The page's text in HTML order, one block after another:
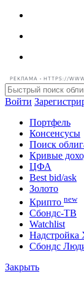
РЕКЛАМА • HTTPS://
Войти
Портфель
Консенсусы
Поиск
Кривые
ЦФА
Best bid/ask
Золото
Крипто new
Сбондс-ТВ
Watchlist
Надстройка
Сбондс
Закрыть